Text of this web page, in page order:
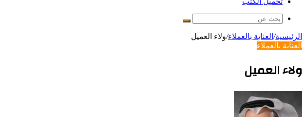
بحث
الرئيسية/ العناية بالعملاء/ولاء العميل
العناية بالعملاء
ولاء العميل